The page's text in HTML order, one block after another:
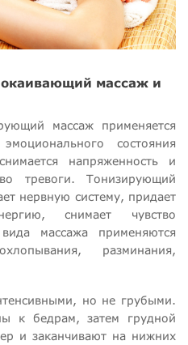
массаж и
массаж применяется
состояния
напряженность и
тревоги. Тонизирующий
нервную систему, придает
снимает чувство
массажа применяются
разминания,
но не грубыми.
к бедрам, затем грудной
и заканчивают на нижних